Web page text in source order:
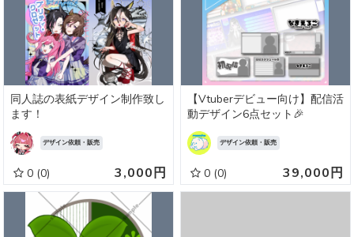
同人誌の表紙デザイン制作致し
ます！
デザイン依頼・販売
0 (0) 3,000円
【Vtuberデビュー向け】配信活
動デザイン6点セット🎉
デザイン依頼・販売
0 (0) 39,000円